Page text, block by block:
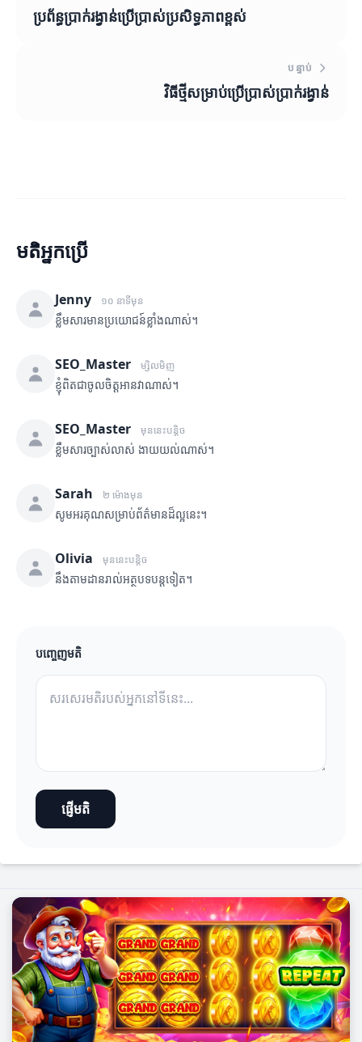
ប្រព័ន្ធប្រាក់រង្វាន់ប្រើប្រាស់ប្រសិទ្ធភាពខ្ពស់
បន្ទាប់
វិធីថ្មីសម្រាប់ប្រើប្រាស់ប្រាក់រង្វាន់
មតិអ្នកប្រើ
Jenny ១០ នាទីមុន
ខ្លឹមសារមានប្រយោជន៍ខ្លាំងណាស់។
SEO_Master ម្សិលមិញ
ខ្ញុំពិតជាចូលចិត្តអានវាណាស់។
SEO_Master មុននេះបន្តិច
ខ្លឹមសារច្បាស់លាស់ ងាយយល់ណាស់។
Sarah ២ ម៉ោងមុន
សូមអរគុណសម្រាប់ព័ត៌មានដ៏ល្អនេះ។
Olivia មុននេះបន្តិច
នឹងតាមដានរាល់អត្ថបទបន្តទៀត។
បញ្ចេញមតិ
ផ្ញើមតិ